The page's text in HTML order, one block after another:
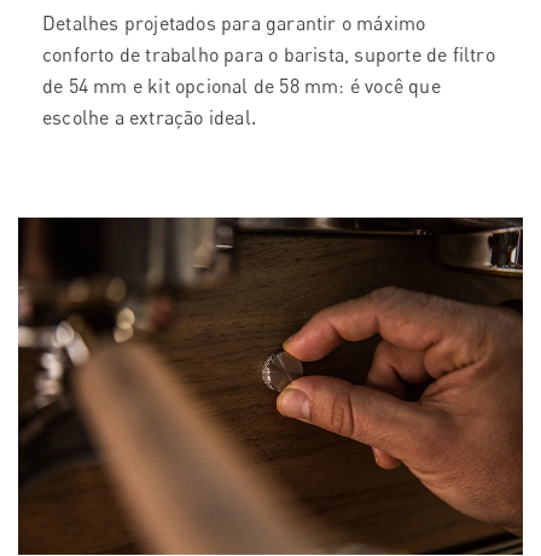
Detalhes projetados para garantir o máximo
conforto de trabalho para o barista, suporte de filtro
de 54 mm e kit opcional de 58 mm: é você que
escolhe a extração ideal.